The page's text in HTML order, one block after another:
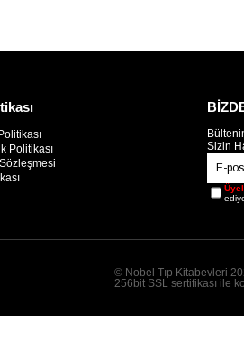
Politikası
Sizin
© Nobel Tıp Kitabevleri
256bit SSL sertifikası ile